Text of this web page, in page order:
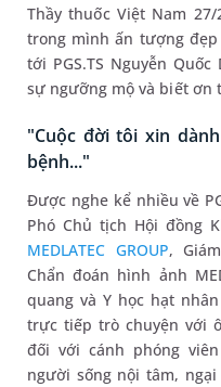
Thầy thuốc Việt Nam
trong mình ấn tượng
tới PGS.TS Nguyễn
sự ngưỡng mộ và biết ơn
"Cuộc đời tôi xin
bệnh..."
Được nghe kể nhiều về
Phó Chủ tịch Hội đồng
MEDLATEC GROUP,
Chẩn đoán hình ảnh
quang và Y học hạt
trực tiếp trò chuyện với
đối với cánh phóng
người sống nội tâm,